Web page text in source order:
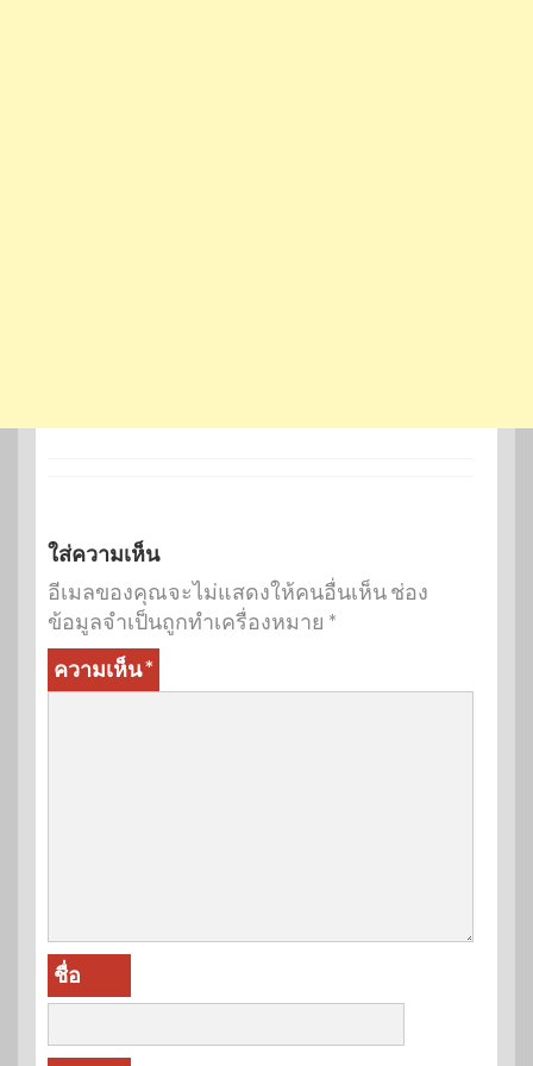
ใส่ความเห็น
อีเมลของคุณจะไม่แสดงให้คนอื่นเห็นช่อง
ข้อมูลจำเป็นถูกทำเครื่องหมาย *
ความเห็น*
ชื่อ